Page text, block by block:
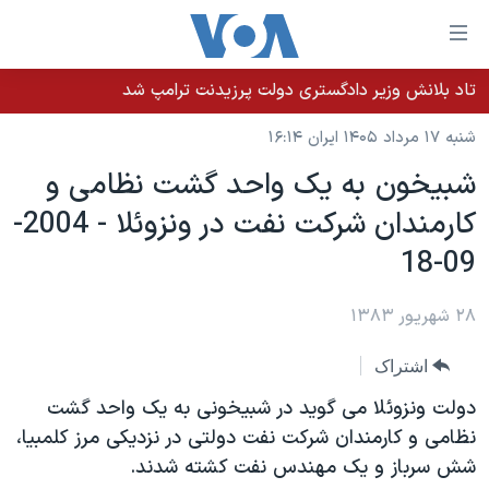
لینکهای
قابل
دسترسی
جهش
محتوای
اصلی
جهش
صفحه
جهش
جستجو
خانه
نسخه سبک وب‌سایت
موضوع ها
ایران
آمریکا
جهان
ویژه برنامه‌ها
ویدیوها
برنامه های تلویزیونی
جدول برنامه ها
صفحه‌های ویژه
بایگانی برنامه‌های تلویزیونی
فرکانس‌های صدای آمریکا
یادگیری زبان انگلیسی
تاد بلانش وزیر دادگستری دولت پرزیدنت ترامپ شد
شنبه ۱۷ مرداد ۱۴۰۵ ایران ۱۶:۱۴
شبيخون به يک واحد گشت نظامی و
کارمندان شرکت نفت در ونزوئلا - 2004-
09-18
۲۸ شهریور ۱۳۸۳
اشتراک
دولت ونزوئلا می گويد در شبيخونی به يک واحد گشت
نظامی و کارمندان شرکت نفت دولتی در نزديکی مرز کلمبيا،
شش سرباز و يک مهندس نفت کشته شدند.